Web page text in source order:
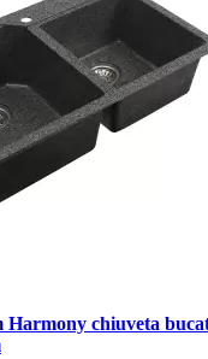
Harmony chiuveta